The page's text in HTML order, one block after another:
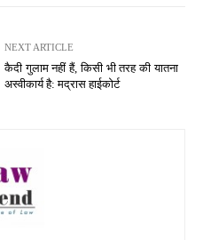
NEXT ARTICLE
कैदी गुलाम नहीं हैं, किसी भी तरह की यातना
अस्वीकार्य है: मद्रास हाईकोर्ट